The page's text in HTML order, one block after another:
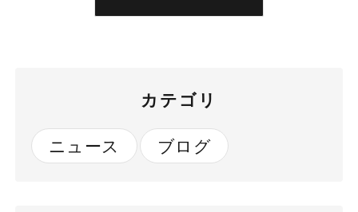
カテゴリ
ニュース ブログ